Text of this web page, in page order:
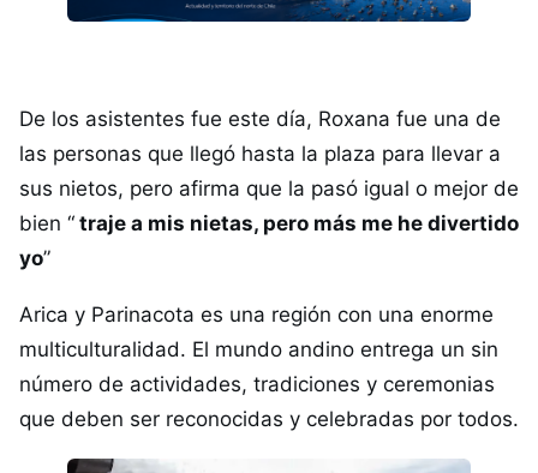
De los asistentes fue este día, Roxana fue una de
las personas que llegó hasta la plaza para llevar a
sus nietos, pero afirma que la pasó igual o mejor de
bien “ traje a mis nietas, pero más me he divertido
yo”
Arica y Parinacota es una región con una enorme
multiculturalidad. El mundo andino entrega un sin
número de actividades, tradiciones y ceremonias
que deben ser reconocidas y celebradas por todos.